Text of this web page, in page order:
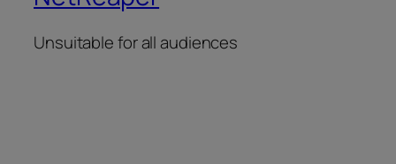
Unsuitable for all audiences